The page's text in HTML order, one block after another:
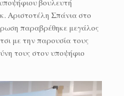
βουλευτή
Αριστοτέλη Σπάνια στο
παραβρέθηκε μεγάλος
με την παρουσία τους
τους στον υποψήφιο